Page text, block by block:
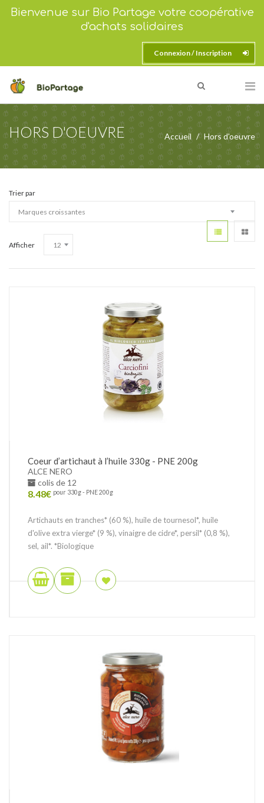
Bienvenue sur Bio Partage votre coopérative
d'achats solidaires
Connexion / Inscription
HORS D'OEUVRE Accueil Hors d'oeuvre
Trier par
Afficher
Coeur d’artichaut à l’huile 330g - PNE 200g
ALCE NERO
colis de 12
8.48€ pour 330g - PNE 200g
Artichauts en tranches* (60 %), huile de tournesol*, huile
d'olive extra vierge* (9 %), vinaigre de cidre*, persil* (0,8 %),
sel, ail*. *Biologique